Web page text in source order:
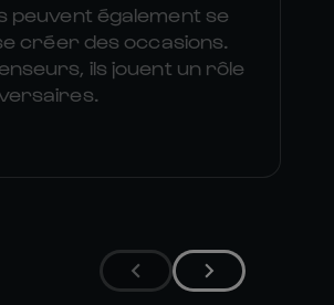
peuvent également se
créer des occasions.
ils jouent un rôle